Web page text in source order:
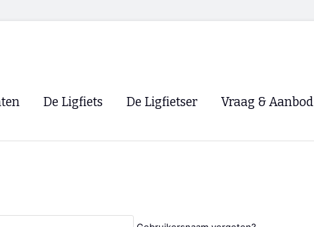
De Ligfiets De Ligfietser Vraag & Aanbod